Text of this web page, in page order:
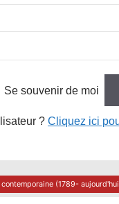
Se souvenir de moi
? Cliquez ici
(1789-